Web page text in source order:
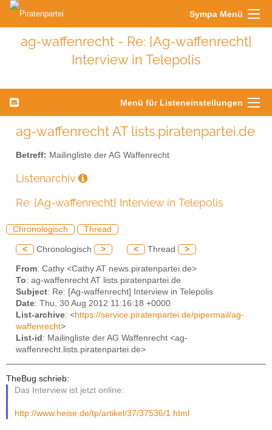
Sympa Menü
ag-waffenrecht - Re: [Ag-waffenrecht]
Interview in Telepolis
Menü für Listeneinstellungen
ag-waffenrecht AT lists.piratenpartei.de
Betreff: Mailingliste der AG Waffenrecht
Listenarchiv
Re: [Ag-waffenrecht] Interview in Telepolis
Chronologisch Thread
< Chronologisch > < Thread >
From: Cathy <Cathy AT news.piratenpartei.de>
To: ag-waffenrecht AT lists.piratenpartei.de
Subject: Re: [Ag-waffenrecht] Interview in Telepolis
Date: Thu, 30 Aug 2012 11:16:18 +0000
List-archive: <https://service.piratenpartei.de/pipermail/ag-
waffenrecht>
List-id : Mailingliste der AG Waffenrecht <ag-
waffenrecht.lists.piratenpartei.de>
TheBug schrieb:
Das Interview ist jetzt online:
http://www.heise.de/tp/artikel/37/37536/1.html